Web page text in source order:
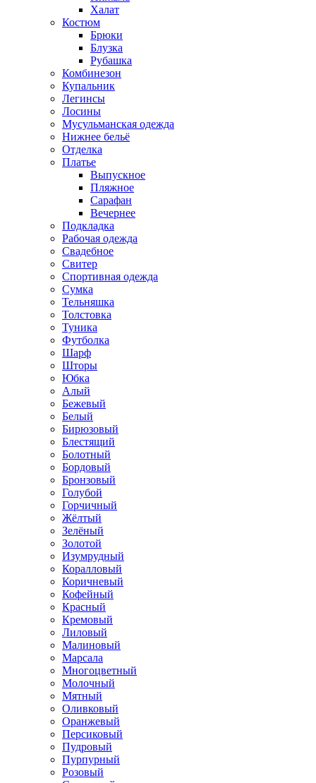
Халат
Костюм
Брюки
Блузка
Рубашка
Комбинезон
Купальник
Легинсы
Лосины
Мусульманская одежда
Нижнее бельё
Отделка
Платье
Выпускное
Пляжное
Сарафан
Вечернее
Подкладка
Рабочая одежда
Свадебное
Свитер
Спортивная одежда
Сумка
Тельняшка
Толстовка
Туника
Футболка
Шарф
Шторы
Юбка
Алый
Бежевый
Белый
Бирюзовый
Блестящий
Болотный
Бордовый
Бронзовый
Голубой
Горчичный
Жёлтый
Зелёный
Золотой
Изумрудный
Коралловый
Коричневый
Кофейный
Красный
Кремовый
Лиловый
Малиновый
Марсала
Многоцветный
Молочный
Мятный
Оливковый
Оранжевый
Персиковый
Пудровый
Пурпурный
Розовый